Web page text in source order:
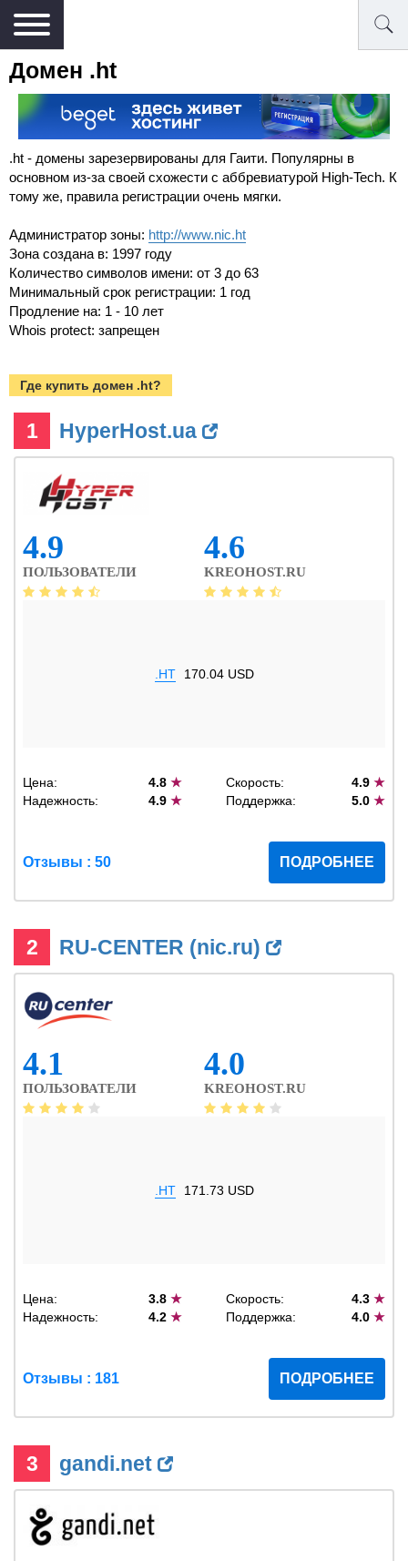
Домен .ht
.ht - домены зарезервированы для Гаити. Популярны в
основном из-за своей схожести с аббревиатурой High-Tech. К
тому же, правила регистрации очень мягки.
Администратор зоны: http://www.nic.ht
Зона создана в: 1997 году
Количество символов имени: от 3 до 63
Минимальный срок регистрации: 1 год
Продление на: 1 - 10 лет
Whois protect: запрещен
Где купить домен .ht?
1 HyperHost.ua
4.9
ПОЛЬЗОВАТЕЛИ
4.6
KREOHOST.RU
.HT 170.04 USD
Цена: 4.8★ Скорость: 4.9 ★
Надежность:
4.9★ Поддержка: 5.0 ★
Отзывы : 50 ПОДРОБНЕЕ
2 RU-CENTER (nic.ru)
4.1
ПОЛЬЗОВАТЕЛИ
4.0
KREOHOST.RU
.HT 171.73 USD
Цена: 3.8★ Скорость: 4.3 ★
Надежность:
4.2★ Поддержка: 4.0 ★
Отзывы : 181 ПОДРОБНЕЕ
3 gandi.net